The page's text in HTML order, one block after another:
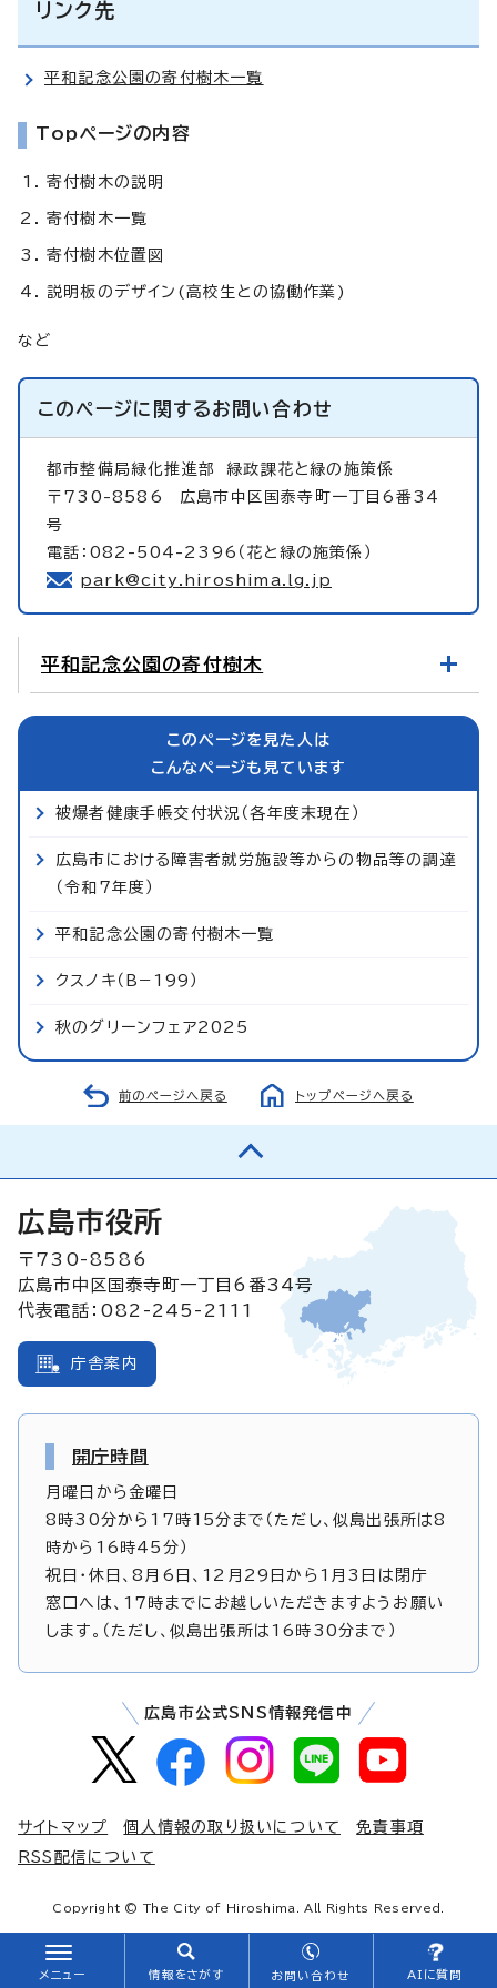
リンク先
平和記念公園の寄付樹木一覧
Topページの内容
寄付樹木の説明
寄付樹木一覧
寄付樹木位置図
説明板のデザイン(高校生との協働作業)
など
このページに関するお問い合わせ
都市整備局緑化推進部緑政課花と緑の施策係
〒730-8586 広島市中区国泰寺町一丁目6番34
号
電話：082-504-2396（花と緑の施策係）
park@city.hiroshima.lg.jp
平和記念公園の寄付樹木
このページを見た人は
こんなページも見ています
被爆者健康手帳交付状況（各年度末現在）
広島市における障害者就労施設等からの物品等の調達
（令和7年度）
平和記念公園の寄付樹木一覧
クスノキ（B−199）
秋のグリーンフェア2025
前のページへ戻る トップページへ戻る
メニュー 情報をさがす お問い合わせ AIに質問
広島市役所
〒730-8586
広島市中区国泰寺町一丁目6番34号
代表電話：082-245-2111
庁舎案内
開庁時間
月曜日から金曜日
8時30分から17時15分まで（ただし、似島出張所は8
時から16時45分）
祝日・休日、8月6日、12月29日から1月3日は閉庁
窓口へは、17時までにお越しいただきますようお願い
します。（ただし、似島出張所は16時30分まで）
広島市公式SNS情報発信中
サイトマップ 個人情報の取り扱いについて
免責事項
RSS配信について
Copyright © The City of Hiroshima. All Rights Reserved.